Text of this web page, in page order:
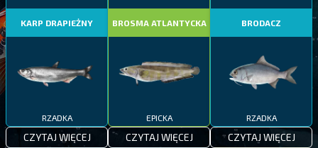
KARP DRAPIEŻNY
RZADKA
CZYTAJ WIĘCEJ
BROSMA ATLANTYCKA
EPICKA
CZYTAJ WIĘCEJ
BRODACZ
RZADKA
CZYTAJ WIĘCEJ